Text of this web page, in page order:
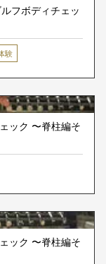
フボディチェッ
験
ック 〜脊柱編そ
ック 〜脊柱編そ